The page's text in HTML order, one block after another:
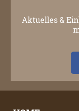
Aktuelles &